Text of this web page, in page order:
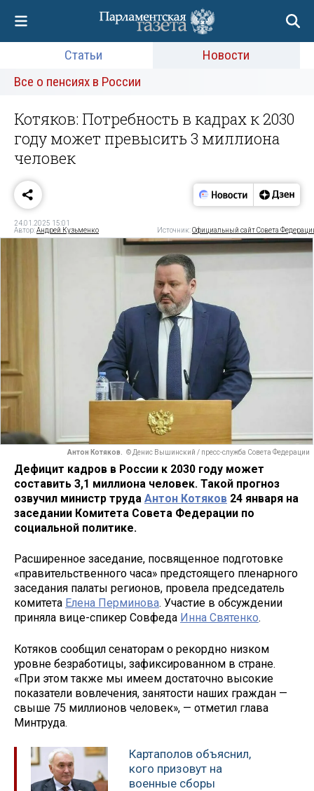
Статьи
Новости
Все о пенсиях в России
Котяков: Потребность в кадрах к 2030
году может превысить 3 миллиона
человек
24.01.2025 15:01
Автор:Андрей Кузьменко Источник:Официальный сайт Совета
Антон Котяков. © Денис Вышинский / пресс-служба Совета Федерации
Дефицит кадров в России к 2030 году может
составить 3,1 миллиона человек. Такой прогноз
озвучил министр труда Антон Котяков 24 января на
заседании Комитета Совета Федерации по
социальной политике.
Расширенное заседание, посвященное подготовке
«правительственного часа» предстоящего пленарного
заседания палаты регионов, провела председатель
комитета Елена Перминова. Участие в обсуждении
приняла вице-спикер Совфеда Инна Святенко.
Котяков сообщил сенаторам о рекордно низком
уровне безработицы, зафиксированном в стране.
«При этом также мы имеем достаточно высокие
показатели вовлечения, занятости наших граждан —
свыше 75 миллионов человек», — отметил глава
Минтруда.
Картаполов объяснил,
кого призовут на
военные сборы